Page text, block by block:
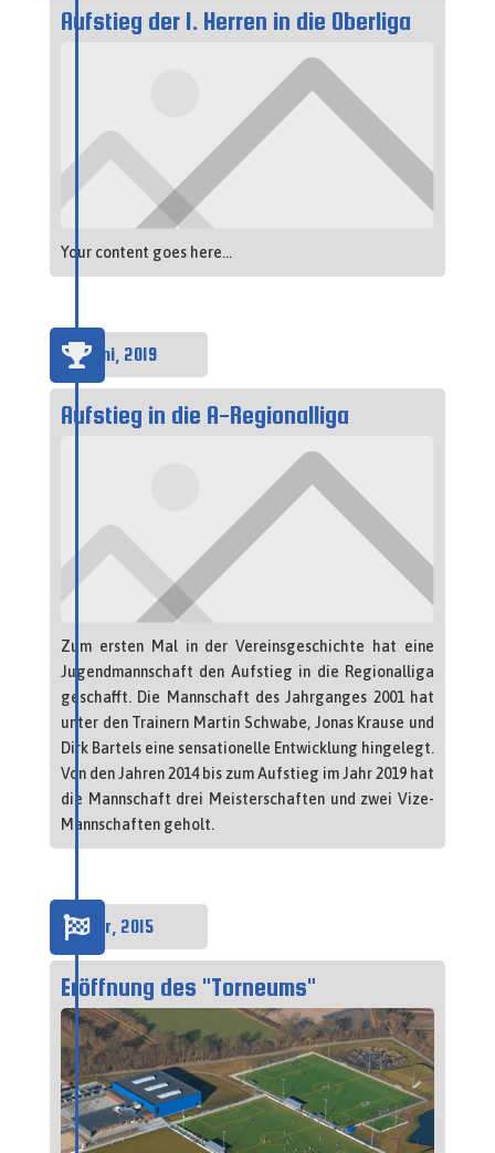
Aufstieg der 1. Herren in die Oberliga
Your content goes here...
15. Juni, 2019

Aufstieg in die A-Regionalliga
Zum ersten Mal in der Vereinsgeschichte hat eine
Jugendmannschaft den Aufstieg in die Regionalliga
geschafft. Die Mannschaft des Jahrganges 2001 hat
unter den Trainern Martin Schwabe, Jonas Krause und
Dirk Bartels eine sensationelle Entwicklung hingelegt.
Von den Jahren 2014 bis zum Aufstieg im Jahr 2019 hat
die Mannschaft drei Meisterschaften und zwei Vize-
Mannschaften geholt.
Januar, 2015

Eröffnung des "Torneums"